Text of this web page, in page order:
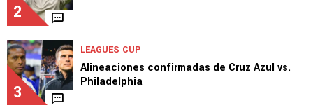
2
3
LEAGUES CUP
Alineaciones confirmadas de Cruz Azul vs.
Philadelphia